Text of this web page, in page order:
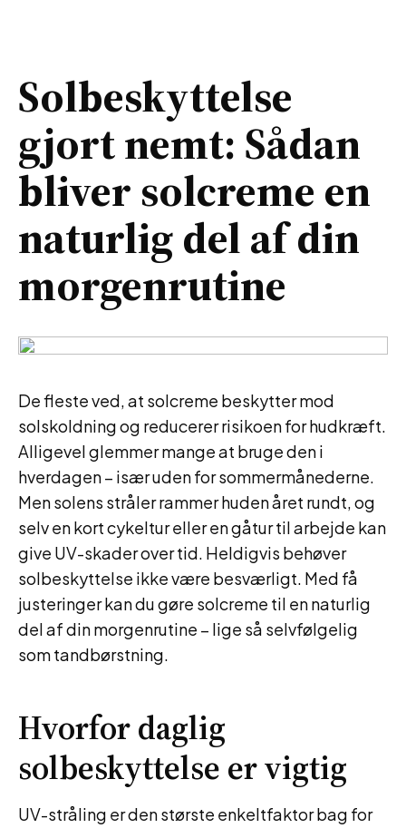
Solbeskyttelse
gjort nemt: Sådan
bliver solcreme en
naturlig del af din
morgenrutine
De fleste ved, at solcreme beskytter mod
solskoldning og reducerer risikoen for hudkræft.
Alligevel glemmer mange at bruge den i
hverdagen – især uden for sommermånederne.
Men solens stråler rammer huden året rundt, og
selv en kort cykeltur eller en gåtur til arbejde kan
give UV-skader over tid. Heldigvis behøver
solbeskyttelse ikke være besværligt. Med få
justeringer kan du gøre solcreme til en naturlig
del af din morgenrutine – lige så selvfølgelig
som tandbørstning.
Hvorfor daglig
solbeskyttelse er vigtig
UV-stråling er den største enkeltfaktor bag for